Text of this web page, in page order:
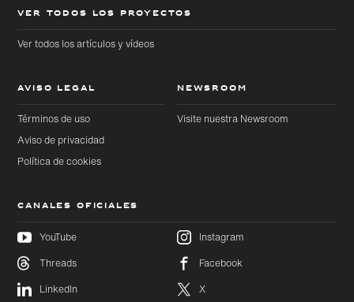
directamente
directamente
VER TODOS LOS PROYECTOS
Ver todos los artículos y vídeos
AVISO LEGAL
Términos de uso
Aviso de privacidad
Política de cookies
NEWSROOM
Visite nuestra Newsroom
CANALES OFICIALES
YouTube
Instagram
Threads
Facebook
LinkedIn
X